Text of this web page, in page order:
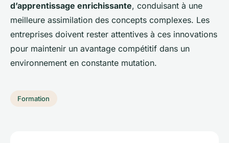
d’apprentissage enrichissante, conduisant à une
meilleure assimilation des concepts complexes. Les
entreprises doivent rester attentives à ces innovations
pour maintenir un avantage compétitif dans un
environnement en constante mutation.
Formation